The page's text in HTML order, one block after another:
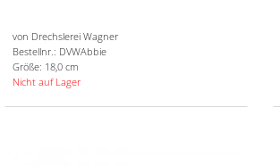
von Drechslerei Wagner
Bestellnr.: DVWAbbie
Größe: 18,0 cm
Nicht auf Lager